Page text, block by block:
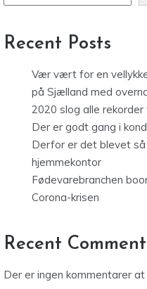
Recent Posts
Vær vært for en
på Sjælland med
2020 slog alle
Der er godt gang i
Derfor er det blevet
hjemmekontor
Fødevarebranchen
Corona-krisen
Recent
Der er ingen kommentarer at